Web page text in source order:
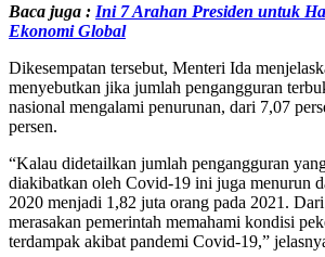
Baca juga : Ini 7 Arahan Presiden untuk
Ekonomi Global
Dikesempatan tersebut, Menteri Ida
menyebutkan jika jumlah pengangguran
nasional mengalami penurunan, dari 7,07
persen.
“Kalau didetailkan jumlah pengangguran
diakibatkan oleh Covid-19 ini juga menurun
2020 menjadi 1,82 juta orang pada 2021.
merasakan pemerintah memahami kondisi
terdampak akibat pandemi Covid-19,”